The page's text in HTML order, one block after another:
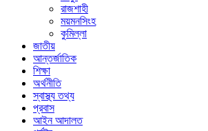
রাজশাহী
ময়মনসিংহ
কুমিল্লা
জাতীয়
আন্তর্জাতিক
শিক্ষা
অর্থনীতি
স্বাস্থ্য তথ্য
প্রবাস
আইন আদালত